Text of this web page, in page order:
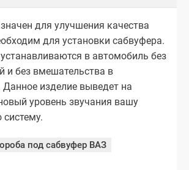
для улучшения качества
для установки сабвуфера.
в автомобиль без
и без вмешательства в
изделие выведет на
уровень звучания вашу
систему.
под сабвуфер ВАЗ